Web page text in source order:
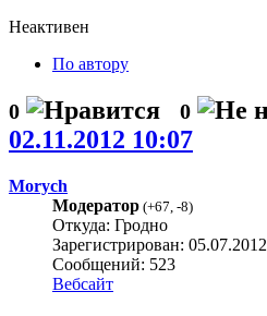
Неактивен
По автору
0 0
02.11.2012 10:07
Morych
Модератор (+67 -8)
Откуда: Гродно
Зарегистрирован: 05.07.2012
Сообщений: 523
Вебсайт